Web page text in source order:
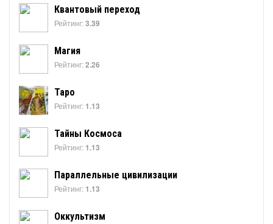
Квантовый переход
Рейтинг:3.39
Магия
Рейтинг:2.26
Таро
Рейтинг: 1.13
Тайны Космоса
Рейтинг: 1.13
Параллельные цивилизации
Рейтинг: 1.13
Оккультизм